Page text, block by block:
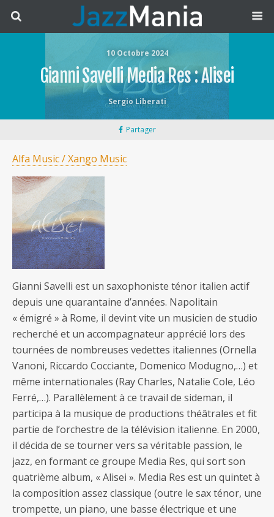
10 Octobre 2024
Gianni Savelli Media Res : Alisei
Sergio Liberati
Partager
Alfa Music / Xango Music
Gianni Savelli est un saxophoniste ténor italien actif
depuis une quarantaine d’années. Napolitain
« émigré » à Rome, il devint vite un musicien de studio
recherché et un accompagnateur apprécié lors des
tournées de nombreuses vedettes italiennes (Ornella
Vanoni, Riccardo Cocciante, Domenico Modugno,…) et
même internationales (Ray Charles, Natalie Cole, Léo
Ferré,…). Parallèlement à ce travail de sideman, il
participa à la musique de productions théâtrales et fit
partie de l’orchestre de la télévision italienne. En 2000,
il décida de se tourner vers sa véritable passion, le
jazz, en formant ce groupe Media Res, qui sort son
quatrième album, « Alisei ». Media Res est un quintet à
la composition assez classique (outre le sax ténor, une
trompette, un piano, une basse électrique et une